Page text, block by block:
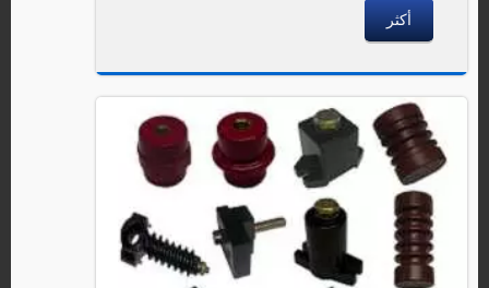
أكثر